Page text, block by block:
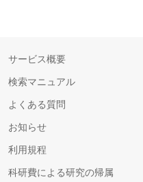
サービス概要
検索マニュアル
よくある質問
お知らせ
利用規程
科研費による研究の帰属